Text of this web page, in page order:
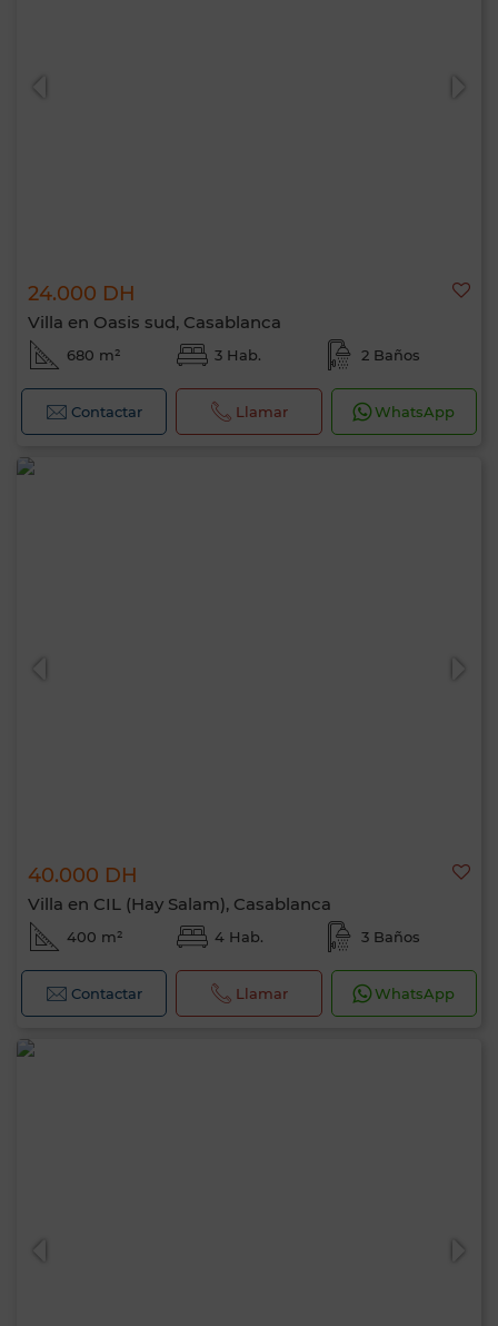
24.000 DH
Villa en Oasis sud, Casablanca
680 m² 3 Hab. 2 Baños
Contactar Llamar WhatsApp
40.000 DH
Villa en CIL (Hay Salam), Casablanca
400 m² 4 Hab. 3 Baños
Contactar Llamar WhatsApp